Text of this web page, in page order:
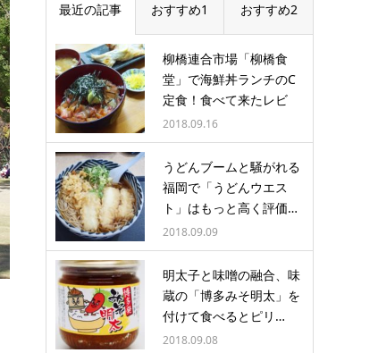
最近の記事 おすすめ1 おすすめ2
柳橋連合市場「柳橋食
堂」で海鮮丼ランチのC
定食！食べて来たレビ
ュ…
2018.09.16
うどんブームと騒がれる
福岡で「うどんウエス
ト」はもっと高く評価…
2018.09.09
明太子と味噌の融合、味
蔵の「博多みそ明太」を
付けて食べるとピリ…
2018.09.08